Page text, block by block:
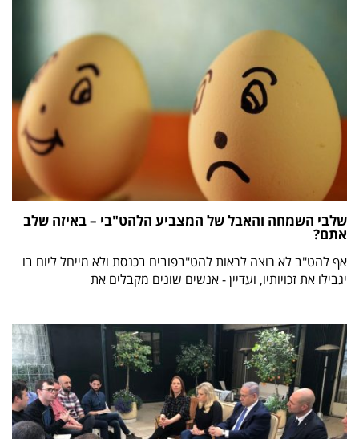
שלבי השמחה והאבל של המצביע הלהט"בי – באיזה שלב
אתם?
אף להט"ב לא רוצה לראות להט"בפובים בכנסת ולא מייחל ליום בו
יגבילו את זכויותיו, ועדיין - אנשים שונים מקבלים את